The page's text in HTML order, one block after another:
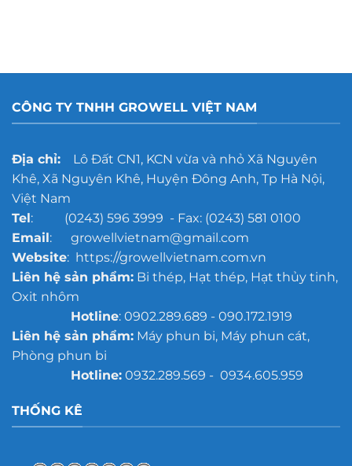
hơn?
rỉ
cho
xưởng
mô
lớn
CÔNG TY TNHH GROWELL VIỆT NAM
Địa chỉ:Lô Đất CN1, KCN vừa và nhỏ Xã Nguyên
Khê, Xã Nguyên Khê, Huyện Đông Anh, Tp Hà Nội,
Việt Nam
Tel: (0243) 596 3999 - Fax: (0243) 581 0100
Email: growellvietnam@gmail.com
Website: https://growellvietnam.com.vn
Liên hệ sản phẩm:Bi thép, Hạt thép, Hạt thủy tinh,
Oxit nhôm
Hotline: 0902.289.689 - 090.172.1919
Liên hệ sản phẩm:Máy phun bi, Máy phun cát,
Phòng phun bi
Hotline:0932.289.569 - 0934.605.959
THỐNG KÊ